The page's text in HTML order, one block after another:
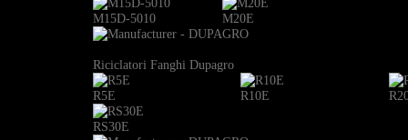
M15D-5010 M20E
Riciclatori Fanghi Dupagro
R5E R10E
RS30E